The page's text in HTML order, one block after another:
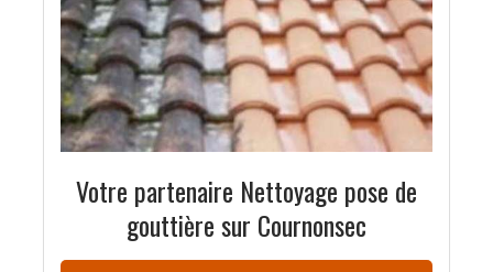
Votre partenaire Nettoyage pose de
gouttière sur Cournonsec